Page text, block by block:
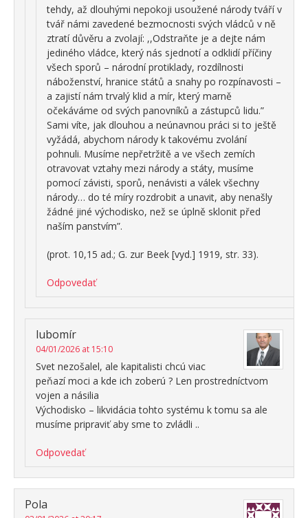
tehdy, až dlouhými nepokoji usoužené národy tváří v
tvář námi zavedené bezmocnosti svých vládců v ně
ztratí důvěru a zvolají: ,,Odstraňte je a dejte nám
jediného vládce, který nás sjednotí a odklidí příčiny
všech sporů – národní protiklady, rozdílnosti
náboženství, hranice států a snahy po rozpínavosti –
a zajistí nám trvalý klid a mír, který marně
očekáváme od svých panovníků a zástupců lidu.”
Sami víte, jak dlouhou a neúnavnou práci si to ještě
vyžádá, abychom národy k takovému zvolání
pohnuli. Musíme nepřetržitě a ve všech zemích
otravovat vztahy mezi národy a státy, musíme
pomocí závisti, sporů, nenávisti a válek všechny
národy… do té míry rozdrobit a unavit, aby nenašly
žádné jiné východisko, než se úplně sklonit před
naším panstvím”.
(prot. 10,15 ad.; G. zur Beek [vyd.] 1919, str. 33).
Odpovedať
lubomír
04/01/2026 at 15:10
Svet nezošalel, ale kapitalisti chcú viac
peňazí moci a kde ich zoberú ? Len prostredníctvom
vojen a násilia
Východisko – likvidácia tohto systému k tomu sa ale
musíme pripraviť aby sme to zvládli ..
Odpovedať
Pola